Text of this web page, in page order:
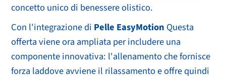
concetto unico di benessere olistico.
Con l'integrazione di Pelle EasyMotion Questa
offerta viene ora ampliata per includere una
componente innovativa: l'allenamento che fornisce
forza laddove avviene il rilassamento e offre quindi